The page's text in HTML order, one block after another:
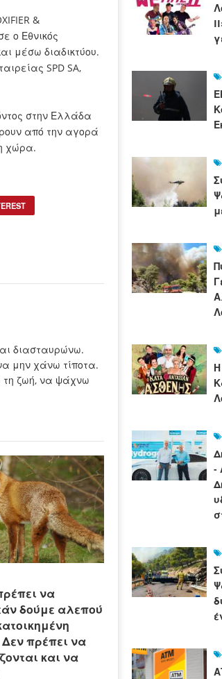
&
ο Εθνικός
μέσω διαδικτύου.
SPD SA,
στην Ελλάδα
από την αγορά
χώρα.
διασταυρώνω.
μην χάνω τίποτα.
τη ζωή, να ψάχνω
να
δούμε αλεπού
πρέπει να
και να
-